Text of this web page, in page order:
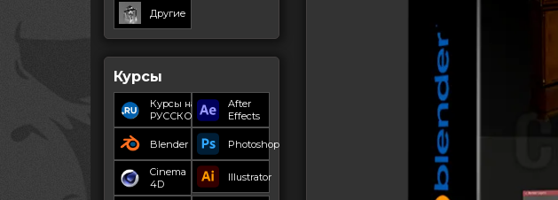
Другие
Курсы
Курсы на
РУССКОМ
After
Effects
Blender Photoshop
Cinema
4D
Illustrator